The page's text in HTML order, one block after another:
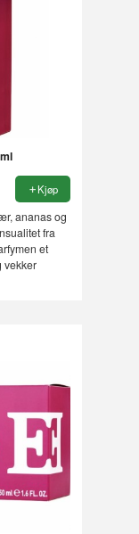
Kjøp
ananas og
fra
et
vekker